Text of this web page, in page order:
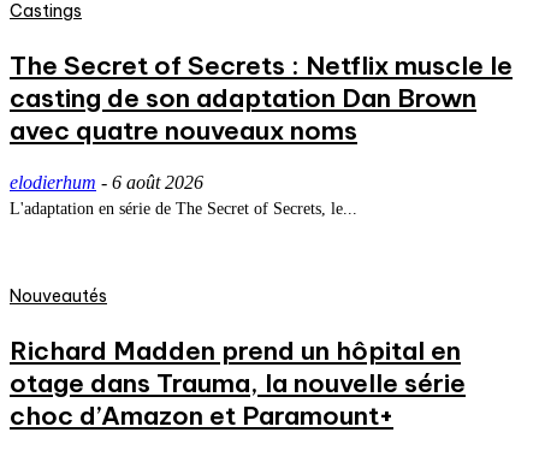
Castings
The Secret of Secrets : Netflix muscle le
casting de son adaptation Dan Brown
avec quatre nouveaux noms
elodierhum - 6 août 2026
L'adaptation en série de The Secret of Secrets, le...
Nouveautés
Richard Madden prend un hôpital en
otage dans Trauma, la nouvelle série
choc d’Amazon et Paramount+